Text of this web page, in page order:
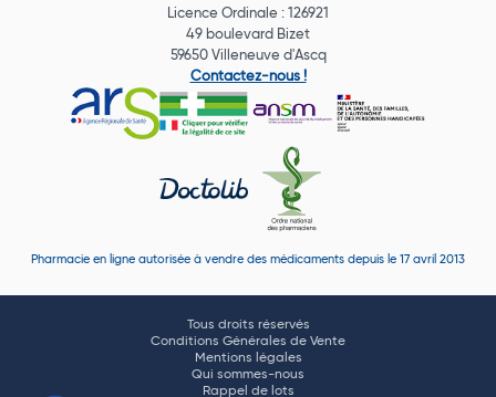
Licence Ordinale : 126921
49 boulevard Bizet
59650 Villeneuve d'Ascq
Contactez-nous !
Pharmacie en ligne autorisée à vendre des médicaments depuis le 17 avril 2013
Tous droits réservés
Conditions Générales de Vente
Mentions légales
Qui sommes-nous
Rappel de lots